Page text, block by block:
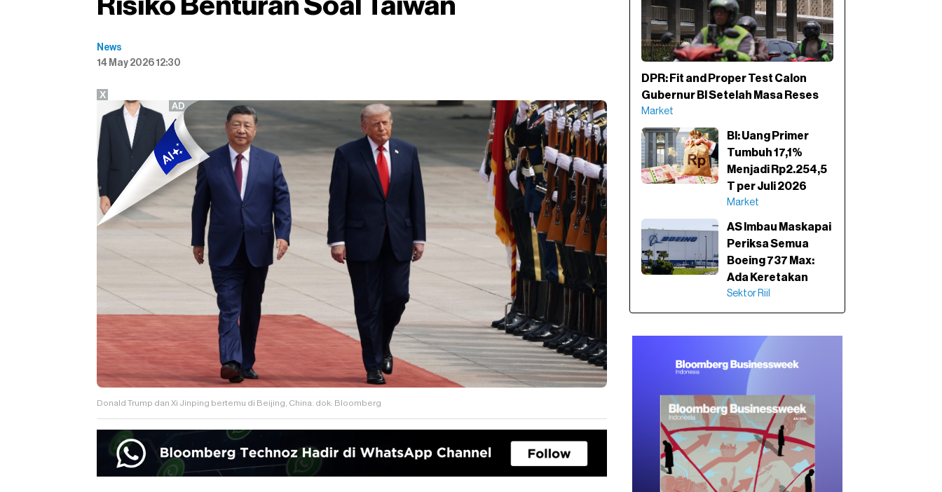
News
14 May 2026 12:30
Donald Trump dan Xi Jinping bertemu di Beijing, China. dok: Bloomberg
DPR: Fit and Proper Test Calon
Gubernur BI Setelah Masa Reses
Market
BI: Uang Primer
Tumbuh 17,1%
Menjadi Rp2.254,5
T per Juli 2026
Market
AS Imbau Maskapai
Periksa Semua
Boeing 737 Max:
Ada Keretakan
Sektor Riil
X